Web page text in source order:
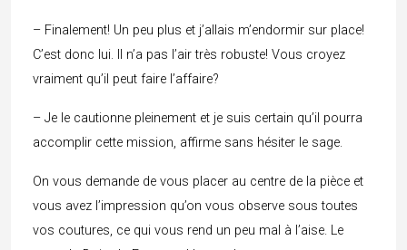
– Finalement! Un peu plus et j’allais m’endormir sur place!
C’est donc lui. Il n’a pas l’air très robuste! Vous croyez
vraiment qu’il peut faire l’affaire?
– Je le cautionne pleinement et je suis certain qu’il pourra
accomplir cette mission, affirme sans hésiter le sage.
On vous demande de vous placer au centre de la pièce et
vous avez l’impression qu’on vous observe sous toutes
vos coutures, ce qui vous rend un peu mal à l’aise. Le